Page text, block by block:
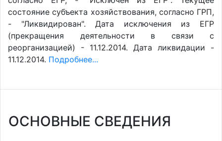
состояние субъекта хозяйствования, согласно ГРП,
- "Ликвидирован". Дата исключения из ЕГР
(прекращения деятельности в связи с
реорганизацией) - 11.12.2014. Дата ликвидации -
11.12.2014. Подробнее...
ОСНОВНЫЕ СВЕДЕНИЯ